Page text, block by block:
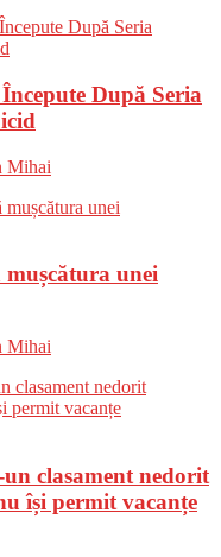
După Seria
Mihai
mușcătura unei
Mihai
clasament nedorit
își permit vacanțe